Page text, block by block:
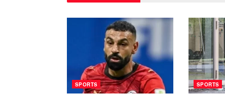
SPORTS SPORTS